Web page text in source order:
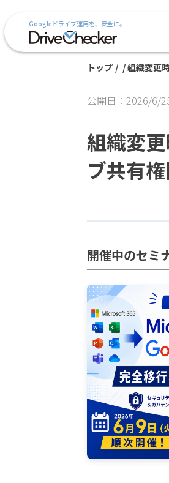
Googleドライブ運用を、安全に。
トップ / /組織変更
公開日：2026/6/
組織変
ブ共有
開催中のセミ